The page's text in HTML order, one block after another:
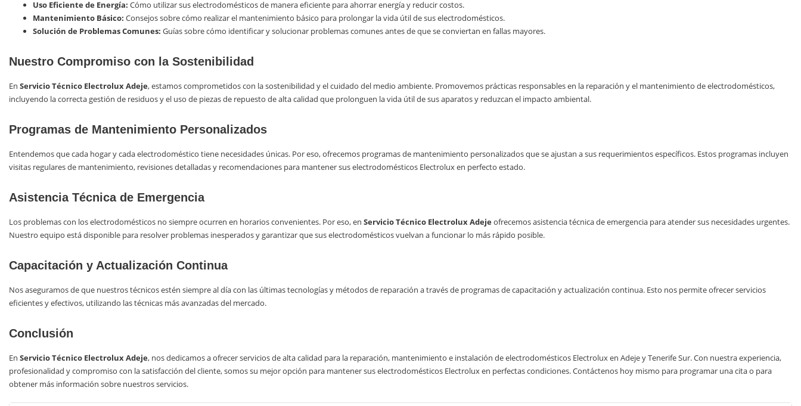
Uso Eficiente de Energía: Cómo utilizar sus electrodomésticos de manera eficiente para ahorrar energía y reducir costos.
Mantenimiento Básico: Consejos sobre cómo realizar el mantenimiento básico para prolongar la vida útil de sus electrodomésticos.
Solución de Problemas Comunes: Guías sobre cómo identificar y solucionar problemas comunes antes de que se conviertan en fallas mayores.
Nuestro Compromiso con la Sostenibilidad
En Servicio Técnico Electrolux Adeje, estamos comprometidos con la sostenibilidad y el cuidado del medio ambiente. Promovemos prácticas responsables en la reparación y el mantenimiento de electrodomésticos,
incluyendo la correcta gestión de residuos y el uso de piezas de repuesto de alta calidad que prolonguen la vida útil de sus aparatos y reduzcan el impacto ambiental.
Programas de Mantenimiento Personalizados
Entendemos que cada hogar y cada electrodoméstico tiene necesidades únicas. Por eso, ofrecemos programas de mantenimiento personalizados que se ajustan a sus requerimientos específicos. Estos programas incluyen
visitas regulares de mantenimiento, revisiones detalladas y recomendaciones para mantener sus electrodomésticos Electrolux en perfecto estado.
Asistencia Técnica de Emergencia
Los problemas con los electrodomésticos no siempre ocurren en horarios convenientes. Por eso, en Servicio Técnico Electrolux Adeje ofrecemos asistencia técnica de emergencia para atender sus necesidades urgentes.
Nuestro equipo está disponible para resolver problemas inesperados y garantizar que sus electrodomésticos vuelvan a funcionar lo más rápido posible.
Capacitación y Actualización Continua
Nos aseguramos de que nuestros técnicos estén siempre al día con las últimas tecnologías y métodos de reparación a través de programas de capacitación y actualización continua. Esto nos permite ofrecer servicios
eficientes y efectivos, utilizando las técnicas más avanzadas del mercado.
Conclusión
En Servicio Técnico Electrolux Adeje, nos dedicamos a ofrecer servicios de alta calidad para la reparación, mantenimiento e instalación de electrodomésticos Electrolux en Adeje y Tenerife Sur. Con nuestra experiencia,
profesionalidad y compromiso con la satisfacción del cliente, somos su mejor opción para mantener sus electrodomésticos Electrolux en perfectas condiciones. Contáctenos hoy mismo para programar una cita o para
obtener más información sobre nuestros servicios.